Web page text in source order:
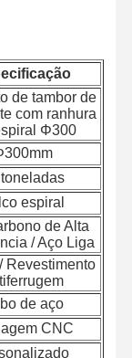
de tambor de
com ranhura
Φ300
espiral
de Alta
/ Aço Liga
Revestimento
de aço
CNC